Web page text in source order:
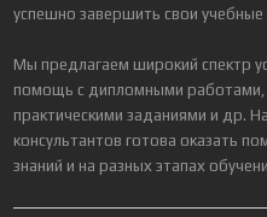
успешно завершить свои учебные
Мы предлагаем широкий спектр
помощь с дипломными работами,
практическими заданиями и др.
консультантов готова оказать
знаний и на разных этапах